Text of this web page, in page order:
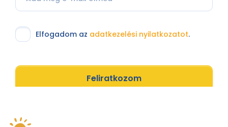
Elfogadom az adatkezelési nyilatkozatot.
Feliratkozom